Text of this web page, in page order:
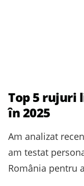
Top 5 rujuri
în 2025
Am analizat
am testat
România pentru